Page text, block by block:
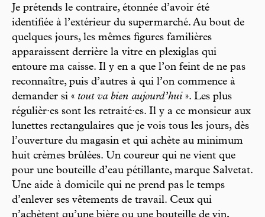
Je prétends le contraire, étonnée d’avoir été
identifiée à l’extérieur du supermarché. Au bout de
quelques jours, les mêmes figures familières
apparaissent derrière la vitre en plexiglas qui
entoure ma caisse. Il y en a que l’on feint de ne pas
reconnaître, puis d’autres à qui l’on commence à
demander si « tout va bien aujourd’hui ». Les plus
régulièr·es sont les retraité·es. Il y a ce monsieur aux
lunettes rectangulaires que je vois tous les jours, dès
l’ouverture du magasin et qui achète au minimum
huit crèmes brûlées. Un coureur qui ne vient que
pour une bouteille d’eau pétillante, marque Salvetat.
Une aide à domicile qui ne prend pas le temps
d’enlever ses vêtements de travail. Ceux qui